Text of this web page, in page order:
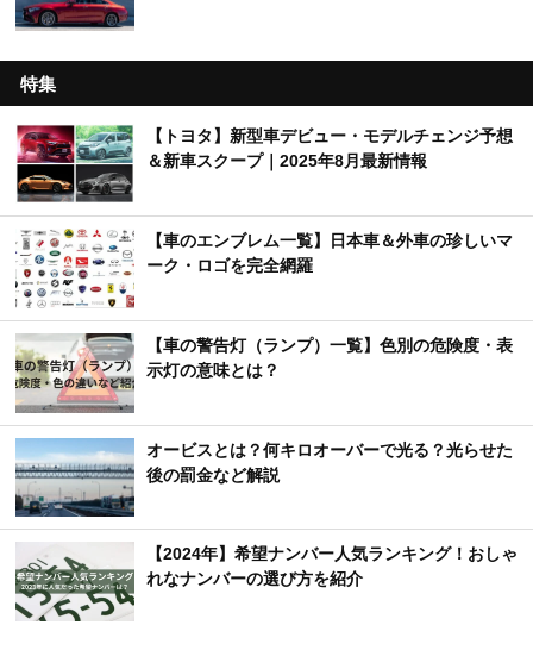
特集
【トヨタ】新型車デビュー・モデルチェンジ予想
＆新車スクープ｜2025年8月最新情報
【車のエンブレム一覧】日本車＆外車の珍しいマ
ーク・ロゴを完全網羅
【車の警告灯（ランプ）一覧】色別の危険度・表
示灯の意味とは？
オービスとは？何キロオーバーで光る？光らせた
後の罰金など解説
【2024年】希望ナンバー人気ランキング！おしゃ
れなナンバーの選び方を紹介